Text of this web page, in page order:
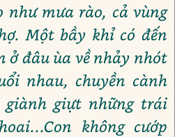
như mưa rào, cả vùng
Một bầy khỉ có đến
ở đâu ùa về nhảy nhót
nhau, chuyền cành
giựt những trái
không cướp